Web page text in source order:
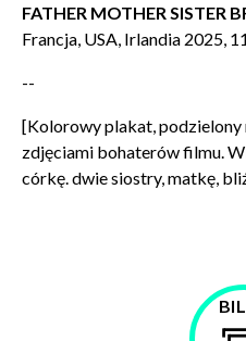
FATHER MOTHER SISTER
Francja, USA, Irlandia 2025,
--
[Kolorowy plakat, podzielony
zdjęciami bohaterów filmu.
córkę. dwie siostry, matkę,